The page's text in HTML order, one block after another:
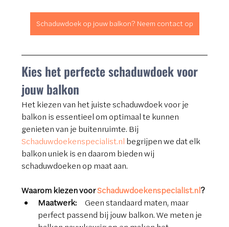
Schaduwdoek op jouw balkon? Neem contact op
Kies het perfecte schaduwdoek voor
jouw balkon
Het kiezen van het juiste schaduwdoek voor je
balkon is essentieel om optimaal te kunnen
genieten van je buitenruimte. Bij
Schaduwdoekenspecialist.nl begrijpen we dat elk
balkon uniek is en daarom bieden wij
schaduwdoeken op maat aan.
Waarom kiezen voor Schaduwdoekenspecialist.nl?
Maatwerk: Geen standaard maten, maar
perfect passend bij jouw balkon. We meten je